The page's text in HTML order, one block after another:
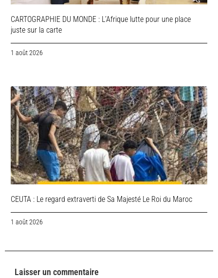
CARTOGRAPHIE DU MONDE : L’Afrique lutte pour une place
juste sur la carte
1 août 2026
CEUTA : Le regard extraverti de Sa Majesté Le Roi du Maroc
1 août 2026
Laisser un commentaire